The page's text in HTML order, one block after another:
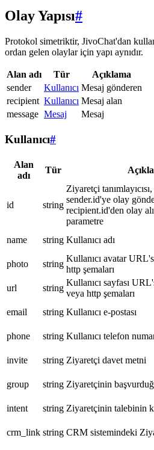
Olay Yapısı#
Protokol simetriktir, JivoChat'dan
ordan gelen olaylar için yapı aynıdır.
Alan adı Tür
Açıklama
sender
Kullanıcı Mesaj gönderen
recipient Kullanıcı Mesaj alan
message Mesaj Mesaj
Kullanıcı#
Alan
adı
Tür
id string
Ziyaretçi
sender.id'ye olay
recipient.id'den olay
parametre
name string Kullanıcı adı
photo
string
Kullanıcı avatar
http şemaları
url
string
Kullanıcı sayfası
veya http şemaları
email
string Kullanıcı e-postası
phone
string Kullanıcı telefon
invite
string Ziyaretçi davet metni
group
string Ziyaretçinin
intent
string Ziyaretçinin talebinin
crm_link string CRM sistemindeki